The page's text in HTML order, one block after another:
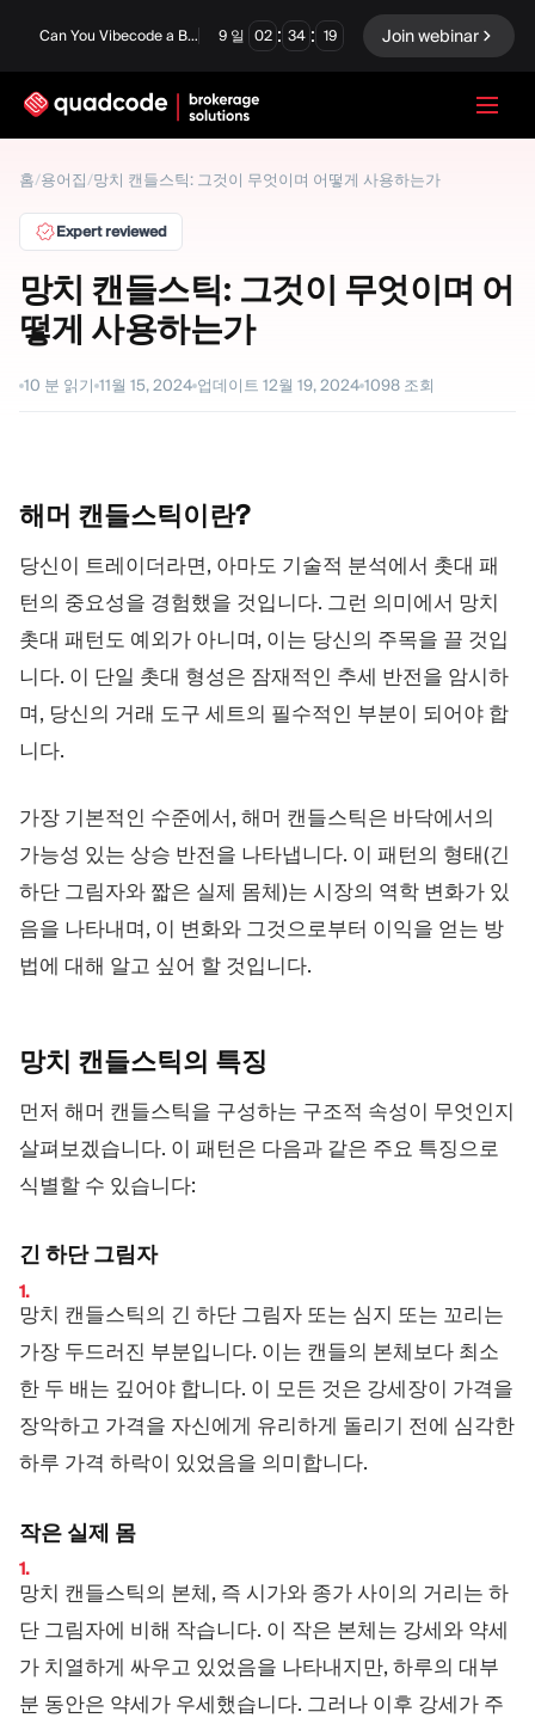
Can You Vibecode a Brokerage Platform? 9 일 02 : 34 : 18 Join webinar
홈/용어집/망치 캔들스틱: 그것이 무엇이며 어떻게 사용하는가
Expert reviewed
망치 캔들스틱: 그것이 무엇이며 어
떻게 사용하는가
10 분 읽기 11월 15, 2024 업데이트 12월 19, 2024 1098 조회
해머 캔들스틱이란?
당신이 트레이더라면, 아마도 기술적 분석에서 촛대 패
턴의 중요성을 경험했을 것입니다. 그런 의미에서 망치
촛대 패턴도 예외가 아니며, 이는 당신의 주목을 끌 것입
니다. 이 단일 촛대 형성은 잠재적인 추세 반전을 암시하
며, 당신의 거래 도구 세트의 필수적인 부분이 되어야 합
니다.
가장 기본적인 수준에서, 해머 캔들스틱은 바닥에서의
가능성 있는 상승 반전을 나타냅니다. 이 패턴의 형태(긴
하단 그림자와 짧은 실제 몸체)는 시장의 역학 변화가 있
음을 나타내며, 이 변화와 그것으로부터 이익을 얻는 방
법에 대해 알고 싶어 할 것입니다.
망치 캔들스틱의 특징
먼저 해머 캔들스틱을 구성하는 구조적 속성이 무엇인지
살펴보겠습니다. 이 패턴은 다음과 같은 주요 특징으로
식별할 수 있습니다:
긴 하단 그림자
망치 캔들스틱의 긴 하단 그림자 또는 심지 또는 꼬리는
가장 두드러진 부분입니다. 이는 캔들의 본체보다 최소
한 두 배는 깊어야 합니다. 이 모든 것은 강세장이 가격을
장악하고 가격을 자신에게 유리하게 돌리기 전에 심각한
하루 가격 하락이 있었음을 의미합니다.
작은 실제 몸
망치 캔들스틱의 본체, 즉 시가와 종가 사이의 거리는 하
단 그림자에 비해 작습니다. 이 작은 본체는 강세와 약세
가 치열하게 싸우고 있었음을 나타내지만, 하루의 대부
분 동안은 약세가 우세했습니다. 그러나 이후 강세가 주
한국어
턴키 솔루션
Forex / CFD 거래소 및 청산
모듈
트레이딩 플랫폼 백오피스
리소스
마케팅 가이드
블로그
용어집
동영상 튜토리얼
비즈니스 계획
더보기
회사 소개
팀
이벤트
채용
지속가능성
팔로우하기